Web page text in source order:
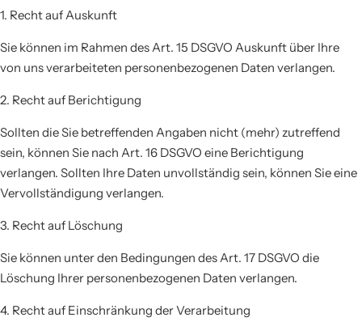
1. Recht auf Auskunft
Sie können im Rahmen des Art. 15 DSGVO Auskunft über Ihre
von uns verarbeiteten personenbezogenen Daten verlangen.
2. Recht auf Berichtigung
Sollten die Sie betreffenden Angaben nicht (mehr) zutreffend
sein, können Sie nach Art. 16 DSGVO eine Berichtigung
verlangen. Sollten Ihre Daten unvollständig sein, können Sie eine
Vervollständigung verlangen.
3. Recht auf Löschung
Sie können unter den Bedingungen des Art. 17 DSGVO die
Löschung Ihrer personenbezogenen Daten verlangen.
4. Recht auf Einschränkung der Verarbeitung